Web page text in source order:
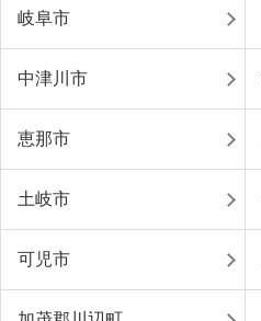
岐阜市
中津川市
恵那市
土岐市
可児市